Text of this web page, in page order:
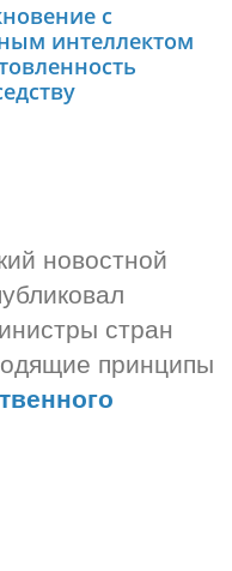
с
интеллектом
новостной
стран